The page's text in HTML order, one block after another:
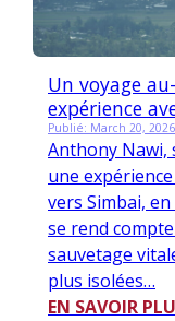
Un voyage
expérience
Publié: March 20, 2026
Anthony Nawi,
une
vers Simbai,
se rend
sauvetage
plus isolées…
EN SAVOIR